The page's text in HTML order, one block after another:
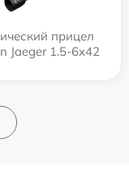
прицел
Jaeger 1.5-6x42